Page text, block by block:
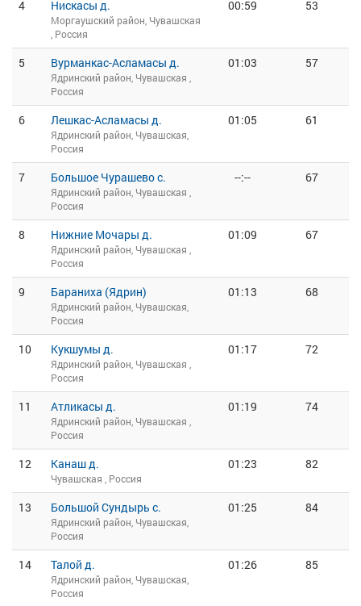
4 Нискасы д.
Моргаушский район, Чувашская
, Россия
00:59 53
5 Вурманкас-Асламасы д.
Ядринский район, Чувашская ,
Россия
01:03 57
6 Лешкас-Асламасы д.
Ядринский район, Чувашская,
Россия
01:05 61
7 Большое Чурашево с.
Ядринский район, Чувашская ,
Россия
--:-- 67
8 Нижние Мочары д.
Ядринский район, Чувашская ,
Россия
01:09 67
9 Бараниха (Ядрин)
Ядринский район, Чувашская,
Россия
01:13 68
10 Кукшумы д.
Ядринский район, Чувашская ,
Россия
01:17 72
11 Атликасы д.
Ядринский район, Чувашская ,
Россия
01:19 74
12 Канаш д.
Чувашская , Россия
01:23 82
13 Большой Сундырь с.
Ядринский район, Чувашская,
Россия
01:25 84
14 Талой д.
Ядринский район, Чувашская,
Россия
01:26 85